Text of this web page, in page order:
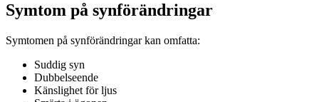
Symtom på synförändringar
Symtomen på synförändringar kan omfatta:
Suddig syn
Dubbelseende
Känslighet för ljus